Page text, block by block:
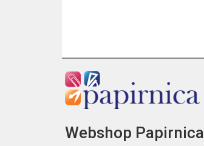
Webshop Papirnica